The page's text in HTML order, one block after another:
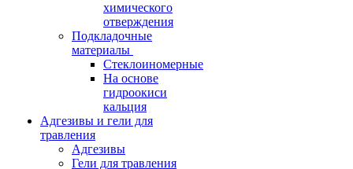
химического
отверждения
Подкладочные
материалы
Стеклоиномерные
На основе
гидроокиси
кальция
Адгезивы и гели для
травления
Адгезивы
Гели для травления